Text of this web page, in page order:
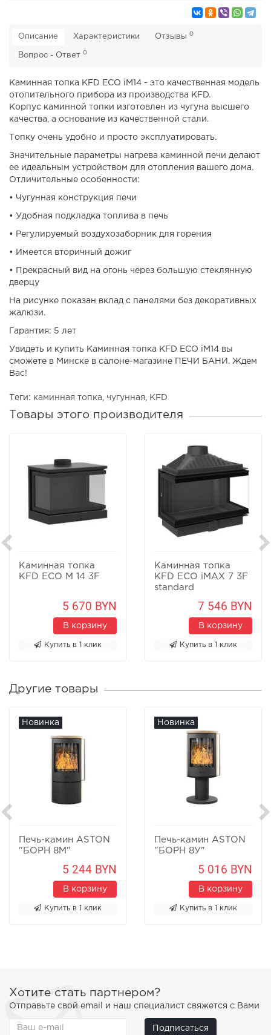
Описание Характеристики Отзывы 0
Вопрос - Ответ 0
Каминная топка KFD ECO iM14 - это качественная модель
отопительного прибора из производства KFD.
Корпус каминной топки изготовлен из чугуна высшего
качества, а основание из качественной стали.
Топку очень удобно и просто эксплуатировать.
Значительные параметры нагрева каминной печи делают
ее идеальным устройством для отопления вашего дома.
Отличительные особенности:
• Чугунная конструкция печи
• Удобная подкладка топлива в печь
• Регулируемый воздухозаборник для горения
• Имеется вторичный дожиг
• Прекрасный вид на огонь через большую стеклянную
дверцу
На рисунке показан вклад с панелями без декоративных
жалюзи.
Гарантия: 5 лет
Увидеть и купить Каминная топка KFD ECO iM14 вы
сможете в Минске в салоне-магазине ПЕЧИ БАНИ. Ждем
Вас!
Теги: каминная топка чугунная KFD
Товары этого производителя
Каминная топка
KFD ECO M 14 3F
5 670 BYN
В корзину
Купить в 1 клик
Каминная топка
KFD ECO iMAX 7 3F
standard
7 546 BYN
В корзину
Купить в 1 клик
Другие товары
Новинка
Печь-камин ASTON
"БОРН 8М"
5 244 BYN
В корзину
Купить в 1 клик
Новинка
Печь-камин ASTON
"БОРН 8У"
5 016 BYN
В корзину
Купить в 1 клик
Хотите стать партнером?
Отправьте свой email и наш специалист свяжется с Вами
Подписаться